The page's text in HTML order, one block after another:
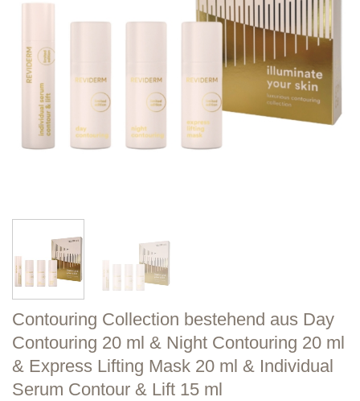
Contouring Collection bestehend aus Day
Contouring 20 ml & Night Contouring 20 ml
& Express Lifting Mask 20 ml & Individual
Serum Contour & Lift 15 ml